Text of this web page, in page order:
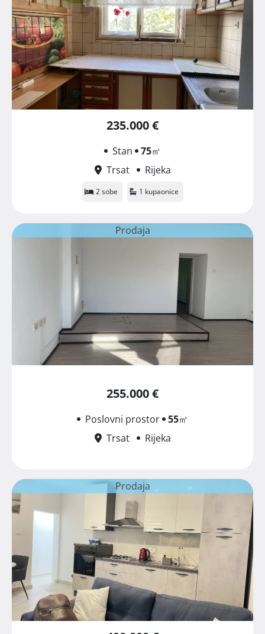
235.000 €
Stan 75㎡
Trsat
Rijeka
2 sobe 1 kupaonice
Prodaja
255.000 €
Poslovni prostor 55㎡
Trsat
Rijeka
Prodaja